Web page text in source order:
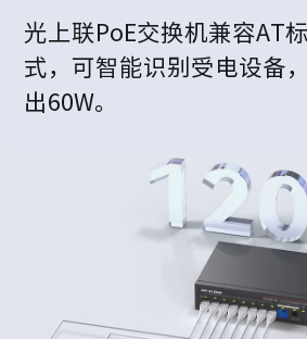
光上联PoE交换机兼容AT
式，可智能识别受电设备
出60W。